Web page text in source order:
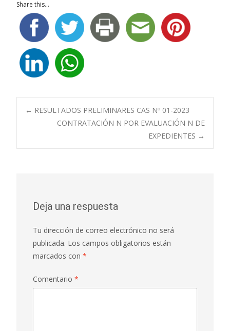
Share this...
Navegación
de
← RESULTADOS PRELIMINARES CAS Nº 01-2023
CONTRATACIÓN N POR EVALUACIÓN N DE
EXPEDIENTES →
Deja una respuesta
Tu dirección de correo electrónico no será
publicada. Los campos obligatorios están
marcados con *
Comentario *